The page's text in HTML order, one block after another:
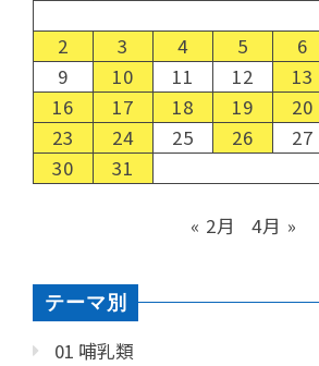
2
3 4 5 6
9
10 11 12 13
16
17 18 19 20
23
24 25 26 27
30
31
« 2月 4月 »
テーマ別
01 哺乳類